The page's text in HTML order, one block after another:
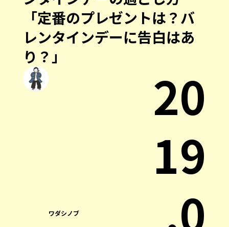
「定番のプレゼントは？バ
レンタインデーに告白はあ
り？」
ワダシノブ
20
19
.0